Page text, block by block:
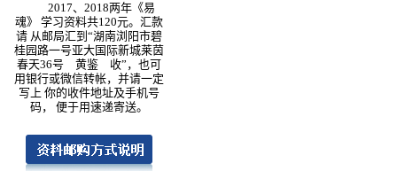
2017、2018两年《易
魂》 学习资料共120元。汇款
请 从邮局汇到“湖南浏阳市碧
桂园路一号亚大国际新城莱茵
春天36号 黄鉴 收”，也可
用银行或微信转帐，并请一定
写上 你的收件地址及手机号
码， 便于用速递寄送。